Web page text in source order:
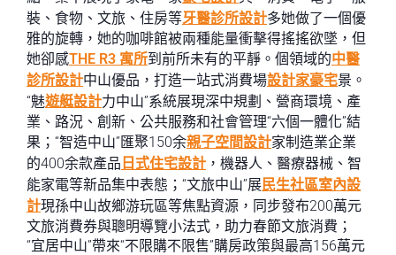
裝、食物、文旅、住房等牙醫診所設計多她做了一個優
雅的旋轉，她的咖啡館被兩種能量衝擊得搖搖欲墜，但
她卻感THE R3 寓所到前所未有的平靜。個領域的中醫
診所設計中山優品，打造一站式消費場設計家豪宅景。
“魅遊艇設計力中山”系統展現深中規劃、營商環境、產
業、路況、創新、公共服務和社會管理“六個一體化”結
果；“智造中山”匯聚150余親子空間設計家制造業企業
的400余款產品 日式住宅設計 ，機器人、醫療器械、智
能家電等新品集中表態；“文旅中山”展民生社區室內設
計現孫中山故鄉游玩區等焦點資源，同步發布200萬元
文旅消費券與聰明導覽小法式，助力春節文旅消費；
“宜居中山”帶來“不限購不限售”購房政策與最高156萬元